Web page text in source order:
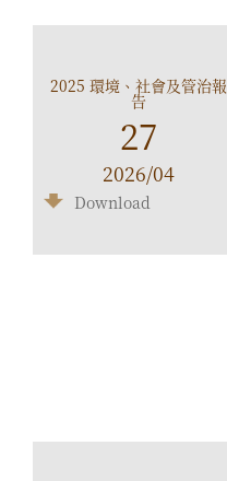
2025 環境、社會及管治報
告
27
2026/04
Download